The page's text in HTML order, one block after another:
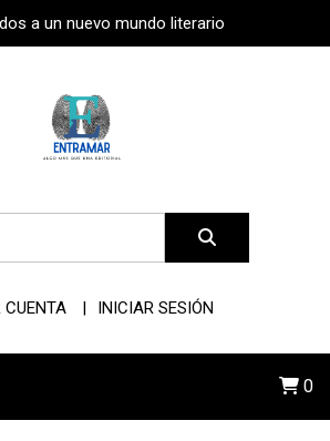
a un nuevo mundo literario
CUENTA INICIAR SESIÓN
0